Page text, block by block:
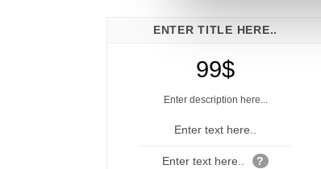
ENTER TITLE HERE..
99$
Enter description here...
Enter text here..
Enter text here.. ?